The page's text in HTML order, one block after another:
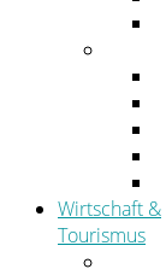
Wirtschaft &
Tourismus